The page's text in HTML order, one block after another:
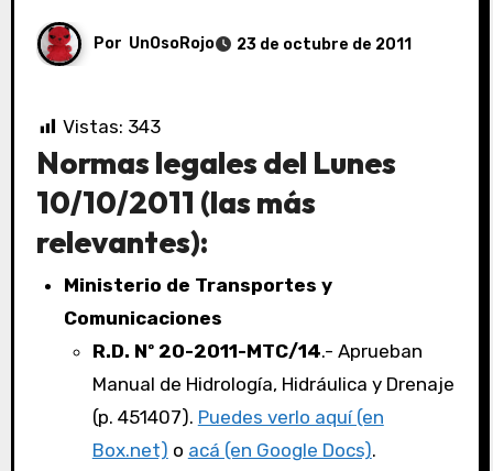
Por UnOsoRojo 23 de octubre de 2011
Vistas: 343
Normas legales del Lunes
10/10/2011 (las más
relevantes):
Ministerio de Transportes y
Comunicaciones
R.D. Nº 20-2011-MTC/14.- Aprueban
Manual de Hidrología, Hidráulica y Drenaje
(p. 451407). Puedes verlo aquí (en
Box.net) o acá (en Google Docs).